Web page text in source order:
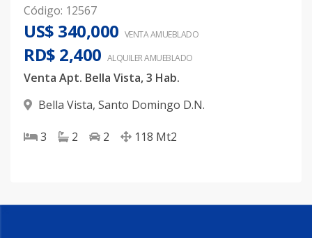
Código: 12567
US$ 340,000 VENTA AMUEBLADO
RD$ 2,400 ALQUILERAMUEBLADO
Venta Apt. Bella Vista, 3 Hab.
Bella Vista, Santo Domingo D.N.
3 2 2 118 Mt2